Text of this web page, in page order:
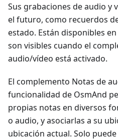
Sus grabaciones de audio y
el futuro, como recuerdos
estado. Están disponibles
son visibles cuando el
audio/vídeo está activado.
El complemento Notas de
funcionalidad de OsmAnd
propias notas en diversos
o audio, y asociarlas a su
ubicación actual. Solo